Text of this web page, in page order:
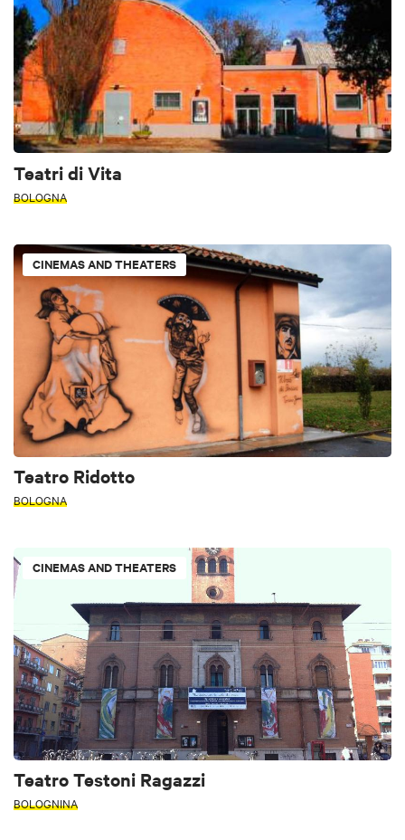
Teatri di Vita
BOLOGNA
CINEMAS AND THEATERS
Teatro Ridotto
BOLOGNA
CINEMAS AND THEATERS
Teatro Testoni Ragazzi
BOLOGNINA